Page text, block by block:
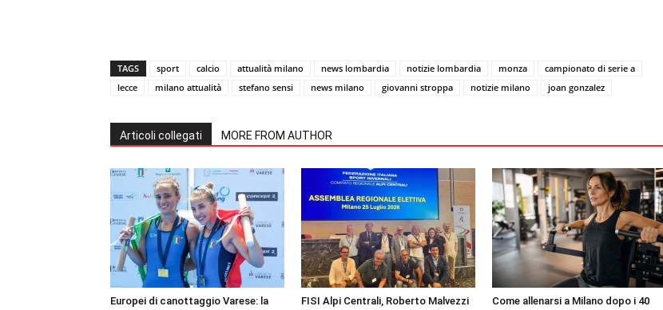
TAGS sport calcio attualità milano news lombardia notizie lombardia monza
campionato di serie a
lecce
milano attualità stefano sensi news milano giovanni stroppa notizie milano joan gonzalez
Articoli collegati MORE FROM AUTHOR
Europei di canottaggio Varese: la
FISI Alpi Centrali, Roberto Malvezzi
Come allenarsi a Milano dopo i 40